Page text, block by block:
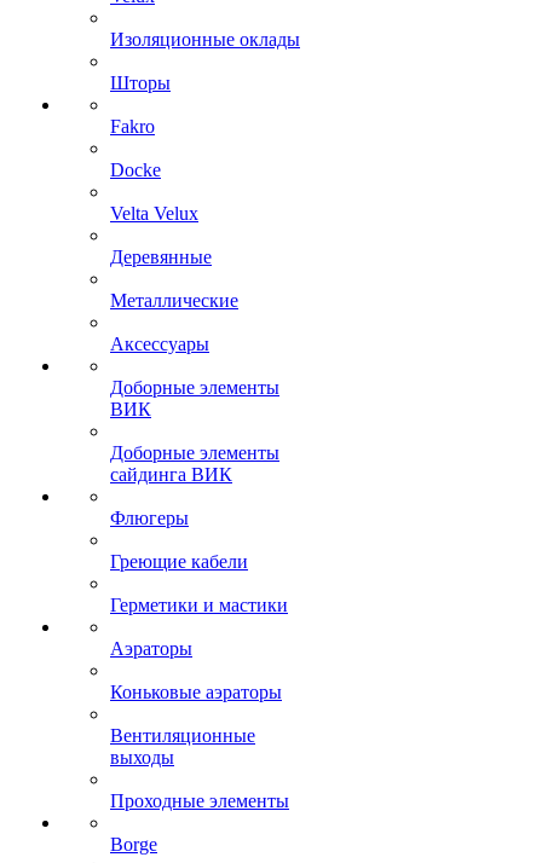
Изоляционные оклады
Шторы
Fakro
Docke
Velta Velux
Деревянные
Металлические
Аксессуары
Доборные элементы
ВИК
Доборные элементы
сайдинга ВИК
Флюгеры
Греющие кабели
Герметики и мастики
Аэраторы
Коньковые аэраторы
Вентиляционные
выходы
Проходные элементы
Borge